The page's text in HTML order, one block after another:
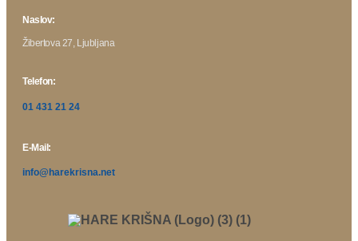
Naslov:
Žibertova 27, Ljubljana
Telefon:
01 431 21 24
E-Mail:
info@harekrisna.net